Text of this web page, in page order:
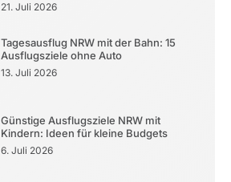
21. Juli 2026
Tagesausflug NRW mit der Bahn: 15
Ausflugsziele ohne Auto
13. Juli 2026
Günstige Ausflugsziele NRW mit
Kindern: Ideen für kleine Budgets
6. Juli 2026